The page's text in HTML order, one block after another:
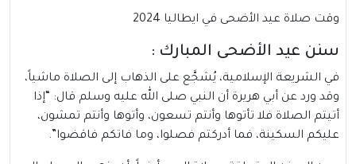
وقت صلاة عيد الأضحى في ايطاليا 2024
سنن عيد الأضحى المبارك :
في الشريعة الإسلامية، يُشجَّع على الذهاب إلى الصلاة ماشياً،
وقد ورد عن أبي هريرة أن النبي صلى الله عليه وسلم قال: “إذا
أتيتم الصلاة فلا تأتوها وأنتم تسعون، وأتوها وأنتم تمشون،
عليكم السكينة، فما أدركتم فصلوا، وما فاتكم فاقضوا”.